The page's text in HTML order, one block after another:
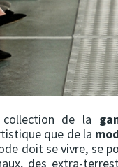
collection de la
que de la
doit se vivre, se
des extra-